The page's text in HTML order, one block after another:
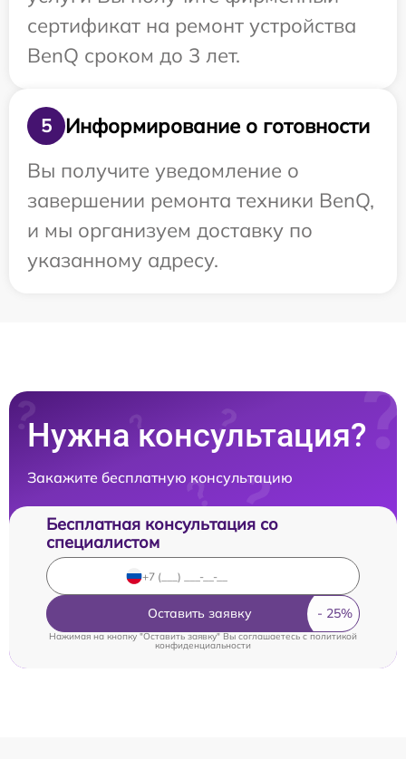
сертификат на ремонт устройства
BenQ сроком до 3 лет.
5
Информирование о готовности
Вы получите уведомление о
завершении ремонта техники BenQ,
и мы организуем доставку по
указанному адресу.
Нужна консультация?
Закажите бесплатную консультацию
Бесплатная консультация со
специалистом
Оставить заявку
Нажимая на кнопку "Оставить заявку" Вы соглашаетесь c политикой
конфиденциальности